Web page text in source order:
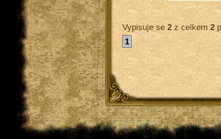
Vypisuje se2z celkem2
1